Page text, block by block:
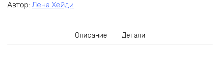
Автор: Лена Хейди
Описание Детали